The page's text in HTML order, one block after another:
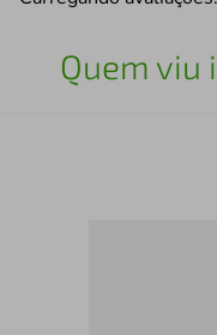
Quem viu